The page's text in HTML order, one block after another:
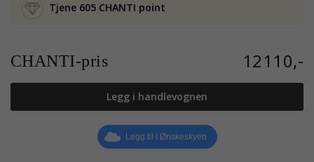
Tjene 605 CHANTI point
CHANTI-pris 12110,-
Legg i handlevognen
Legg til I Ønskeskyen